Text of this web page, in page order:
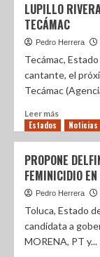
LUPILLO
TECÁMAC
Pedro Herrera
Tecámac,
cantante, el
Tecámac
Leer más
Estados Noticias
PROPONE
FEMINICIDIO EN
Pedro Herrera
Toluca, Estado
candidata a
MORENA, PT y...